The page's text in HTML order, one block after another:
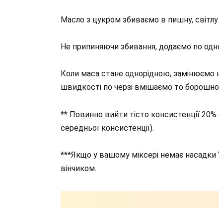
Масло з цукром збиваємо в пишну,
Не припиняючи збивання, додаємо по
Коли маса стане однорідною, замінюємо
швидкості по черзі вмішаємо то борошно,
** Повинно вийти тісто консистенції
середньої консистенції).
***Якщо у вашому міксері немає насадки
вінчиком.